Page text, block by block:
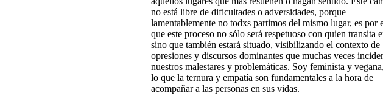
no está libre de dificultades o adversidades, porque
lamentablemente no todxs partimos del mismo lugar, es por
que este proceso no sólo será respetuoso con quien transita
sino que también estará situado, visibilizando el contexto de
opresiones y discursos dominantes que muchas veces
nuestros malestares y problemáticas. Soy feminista y
lo que la ternura y empatía son fundamentales a la hora de
acompañar a las personas en sus vidas.